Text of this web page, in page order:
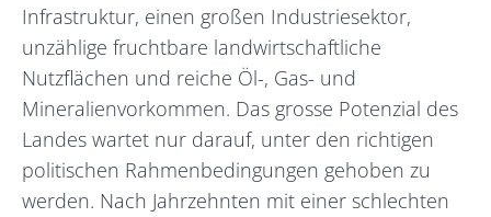
Infrastruktur, einen großen Industriesektor,
unzählige fruchtbare landwirtschaftliche
Nutzflächen und reiche Öl-, Gas- und
Mineralienvorkommen. Das grosse Potenzial des
Landes wartet nur darauf, unter den richtigen
politischen Rahmenbedingungen gehoben zu
werden. Nach Jahrzehnten mit einer schlechten